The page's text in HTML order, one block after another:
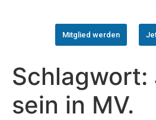
Mitglied werden
Schlagwort:
sein in MV.